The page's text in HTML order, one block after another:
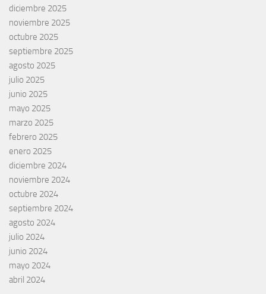
diciembre 2025
noviembre 2025
octubre 2025
septiembre 2025
agosto 2025
julio 2025
junio 2025
mayo 2025
marzo 2025
febrero 2025
enero 2025
diciembre 2024
noviembre 2024
octubre 2024
septiembre 2024
agosto 2024
julio 2024
junio 2024
mayo 2024
abril 2024